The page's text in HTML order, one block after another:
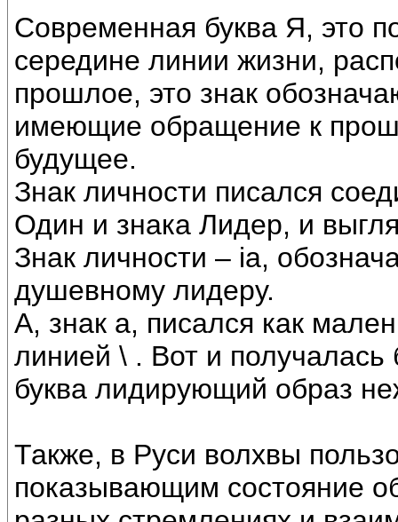
Современная буква Я, это
середине линии жизни,
прошлое, это знак
имеющие обращение к
будущее.
Знак личности писался
Один и знака Лидер, и
Знак личности – ia,
душевному лидеру.
А, знак а, писался как
линией \ . Вот и получалась
буква лидирующий образ
Также, в Руси волхвы
показывающим состояние